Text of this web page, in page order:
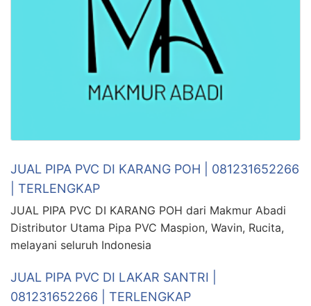
JUAL PIPA PVC DI KARANG POH | 081231652266
| TERLENGKAP
JUAL PIPA PVC DI KARANG POH dari Makmur Abadi
Distributor Utama Pipa PVC Maspion, Wavin, Rucita,
melayani seluruh Indonesia
JUAL PIPA PVC DI LAKAR SANTRI |
081231652266 | TERLENGKAP